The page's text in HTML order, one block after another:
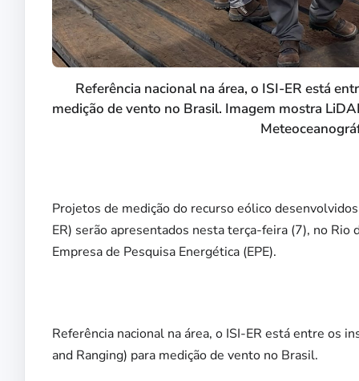
Referência nacional na área, o ISI-ER está
medição de vento no Brasil. Imagem mostra
Projetos de medição do recurso eólico
ER) serão apresentados nesta terça-feira (7), no
Empresa de Pesquisa Energética (EPE).
Referência nacional na área, o ISI-ER está entre os
and Ranging) para medição de vento no Brasil.